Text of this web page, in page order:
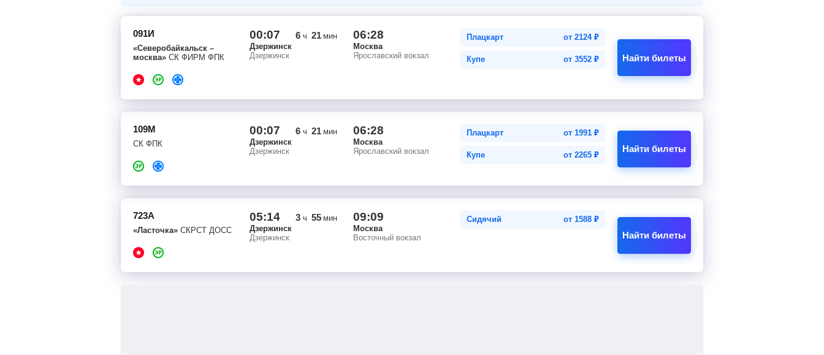
091И
«Северобайкальск –
москва» СК ФИРМ ФПК
00:07 6 ч21мин
Дзержинск
Дзержинск
06:28
Москва
Ярославский вокзал
Плацкарт от 2124₽
Купе от 3552 ₽ Найти билеты
109М
СК ФПК
00:07 6 ч21мин
Дзержинск
Дзержинск
06:28
Москва
Ярославский вокзал
Плацкарт от 1991 ₽
Купе от 2265 ₽
Найти билеты
723А
«Ласточка» СКРСТ ДОСС
05:14 3 ч55мин
Дзержинск
Дзержинск
09:09
Москва
Восточный вокзал
Сидячий от 1588 ₽
Найти билеты